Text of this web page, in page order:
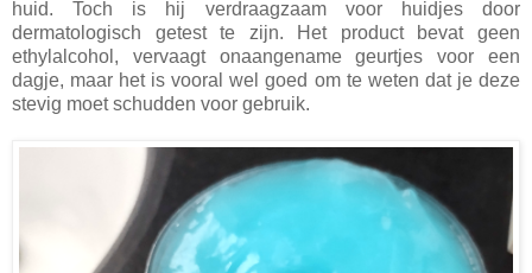
huid. Toch is hij verdraagzaam voor huidjes door
dermatologisch getest te zijn. Het product bevat geen
ethylalcohol, vervaagt onaangename geurtjes voor een
dagje, maar het is vooral wel goed om te weten dat je deze
stevig moet schudden voor gebruik.